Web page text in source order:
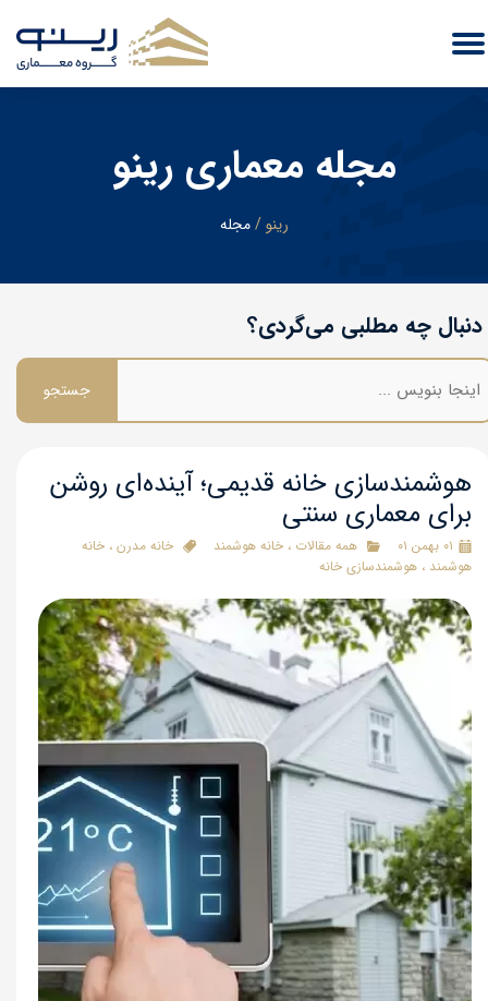
مجله معماری رینو
​رینو/ مجله
جستجو
دنبال چه مطلبی می‌گردی؟
هوشمندسازی خانه قدیمی؛ آینده‌ای روشن
برای معماری سنتی
۰۱ بهمن ۰۱ همه مقالات ، خانه هوشمند خانه مدرن ، خانه
هوشمند ، هوشمندسازی خانه